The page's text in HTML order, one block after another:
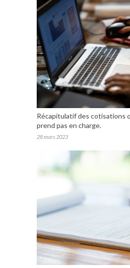
Récapitulatif des cotisations
prend pas en charge.
28 mars 2023